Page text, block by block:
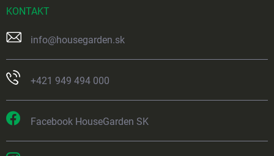
KONTAKT
info@housegarden.sk
+421 949 494 000
Facebook HouseGarden SK